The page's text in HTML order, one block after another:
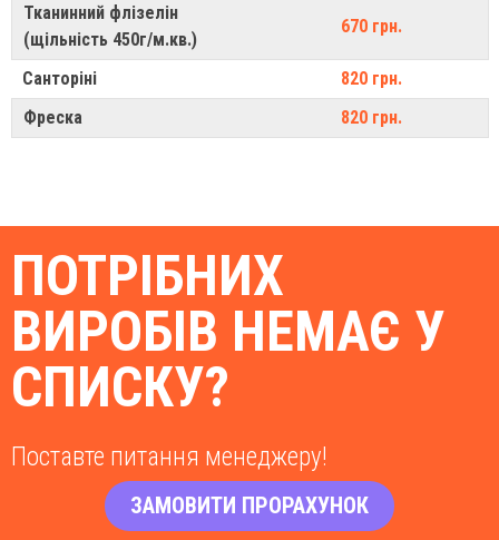
Тканинний флізелін
(щільність 450г/м.кв.)
670 грн.
Санторіні
820 грн.
Фреска
820 грн.
ПОТРІБНИХ
ВИРОБІВ НЕМАЄ У
СПИСКУ?
Поставте питання менеджеру!
ЗАМОВИТИ ПРОРАХУНОК